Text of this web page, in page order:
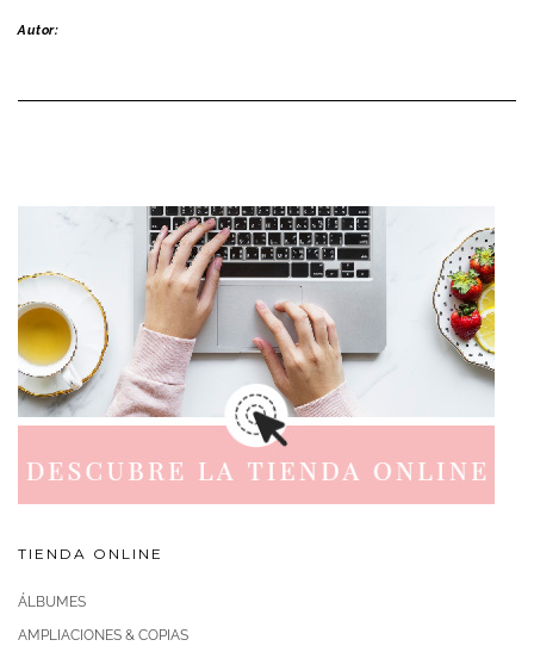
Autor:
TIENDA ONLINE
ÁLBUMES
AMPLIACIONES & COPIAS